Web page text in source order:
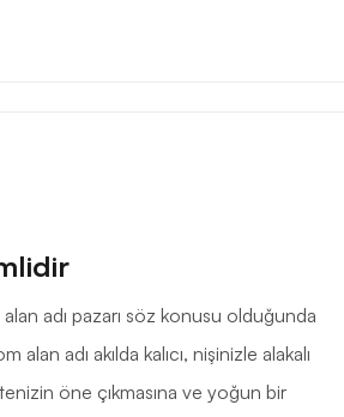
adı pazarı söz konusu olduğunda
adı akılda kalıcı, nişinizle alakalı
öne çıkmasına ve yoğun bir